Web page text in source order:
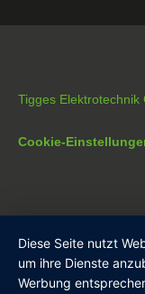
Tigges Elektrotechnik
Cookie-
Diese Seite nutzt
um ihre Dienste
Werbung